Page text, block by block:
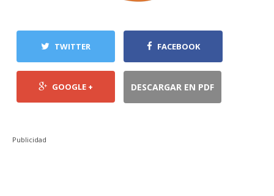
TWITTER FACEBOOK
GOOGLE + DESCARGAR EN PDF
Publicidad